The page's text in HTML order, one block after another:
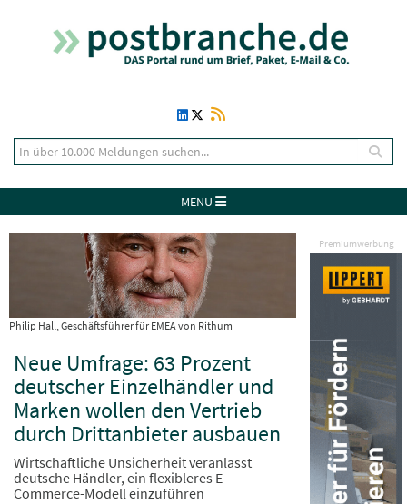
MENU
Premiumwerbung
Philip Hall, Geschäftsführer für EMEA von Rithum
Neue Umfrage: 63 Prozent
deutscher Einzelhändler und
Marken wollen den Vertrieb
durch Drittanbieter ausbauen
Wirtschaftliche Unsicherheit veranlasst
deutsche Händler, ein flexibleres E-
Commerce-Modell einzuführen